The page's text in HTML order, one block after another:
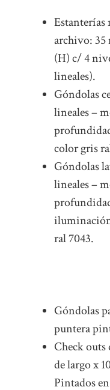
archivo: 35
(H) c/ 4
lineales).
Góndolas
lineales –
color gris
Góndolas
lineales –
ral 7043.
Góndolas
puntera
Check outs
de largo x
Pintados